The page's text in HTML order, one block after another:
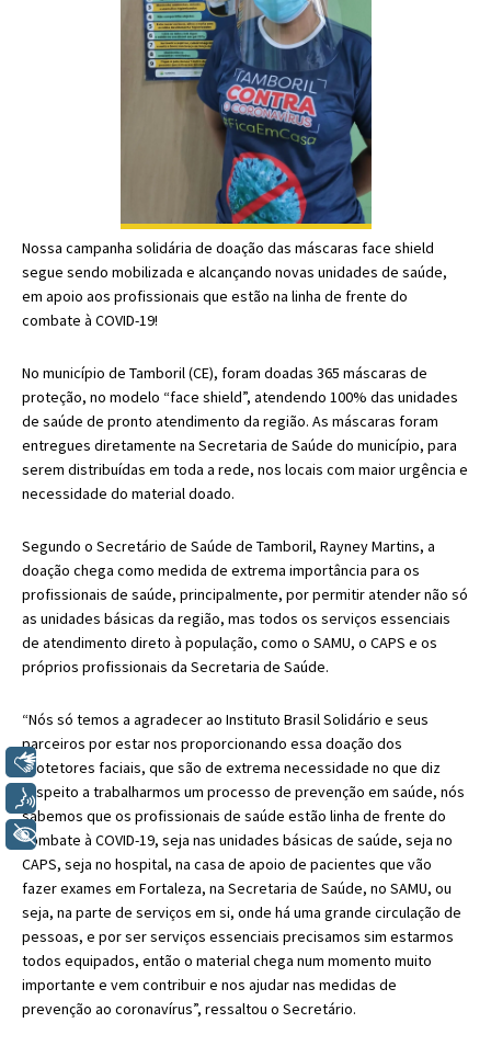
Nossa campanha solidária de doação das máscaras face shield
segue sendo mobilizada e alcançando novas unidades de saúde,
em apoio aos profissionais que estão na linha de frente do
combate à COVID-19!
No município de Tamboril (CE), foram doadas 365 máscaras de
proteção, no modelo “face shield”, atendendo 100% das unidades
de saúde de pronto atendimento da região. As máscaras foram
entregues diretamente na Secretaria de Saúde do município, para
serem distribuídas em toda a rede, nos locais com maior urgência e
necessidade do material doado.
Segundo o Secretário de Saúde de Tamboril, Rayney Martins, a
doação chega como medida de extrema importância para os
profissionais de saúde, principalmente, por permitir atender não só
as unidades básicas da região, mas todos os serviços essenciais
de atendimento direto à população, como o SAMU, o CAPS e os
próprios profissionais da Secretaria de Saúde.
“Nós só temos a agradecer ao Instituto Brasil Solidário e seus
parceiros por estar nos proporcionando essa doação dos
protetores faciais, que são de extrema necessidade no que diz
respeito a trabalharmos um processo de prevenção em saúde, nós
sabemos que os profissionais de saúde estão linha de frente do
combate à COVID-19, seja nas unidades básicas de saúde, seja no
CAPS, seja no hospital, na casa de apoio de pacientes que vão
fazer exames em Fortaleza, na Secretaria de Saúde, no SAMU, ou
seja, na parte de serviços em si, onde há uma grande circulação de
pessoas, e por ser serviços essenciais precisamos sim estarmos
todos equipados, então o material chega num momento muito
importante e vem contribuir e nos ajudar nas medidas de
prevenção ao coronavírus”, ressaltou o Secretário.
Libras
Voz
+ Acessibilidade